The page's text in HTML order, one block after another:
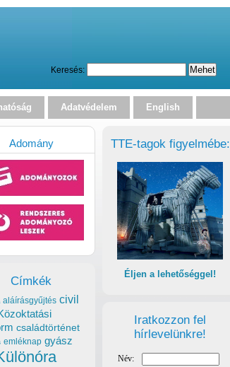
Keresés:
Adatvédelem English
TTE-tagok figyelmébe:
Éljen a lehetőséggel!
Iratkozzon fel
hírlevelünkre!
Adomány
Címkék
aláírásgyűjtés civil
családtörténet
emléknap gyász